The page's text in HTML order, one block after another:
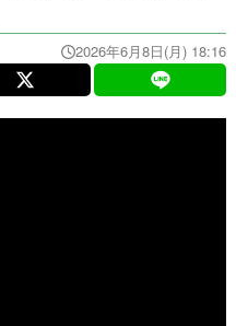
2026年6月8日(月) 18:16